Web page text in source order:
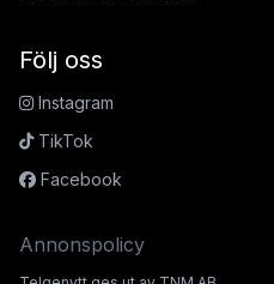
Följ oss
Instagram
TikTok
Facebook
Annonspolicy